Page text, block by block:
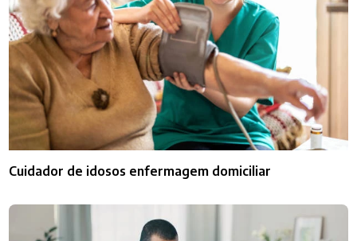
Cuidador de idosos enfermagem domiciliar